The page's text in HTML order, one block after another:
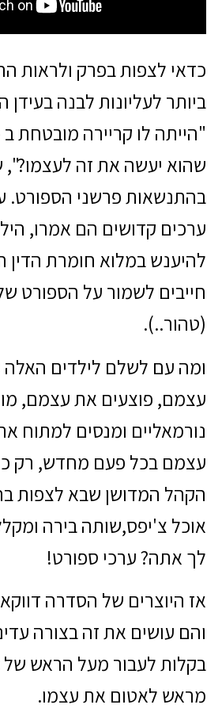
כדאי לצפות בפרק ולראות
ביותר לעליונות לבנה בעידן
שהוא יעשה את זה לעצמו?",
בהתנשאות פרשני הספורט.
ערכים קדושים הם אמרו,
להיענש במלוא חומרת הדין
חייבים לשמור על הספורט
(טהור..).
ומה עם לשלם לילדים
עצמם, פוצעים את עצמם,
נורמאליים ומנסים למתוח
עצמם בכל פעם מחדש, רק
הקהל המדושן שבא לצפות
אוכל צ'יפס,שותה בירה
לך אתה? ערכי ספורט!
אז היוצרים של הסדרה
והם עושים את זה בצורה
בקלות לעבור מעל הראש של
מראש לאטום את עצמו.